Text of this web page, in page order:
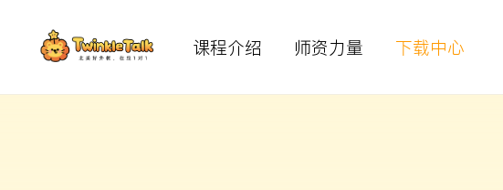
课程介绍 师资力量 下载中心